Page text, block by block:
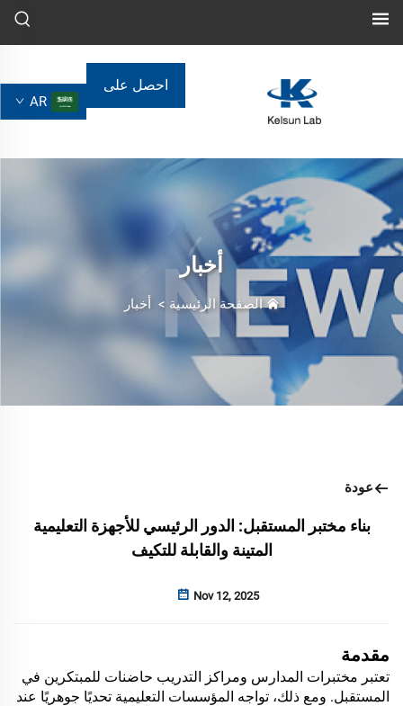
احصل على
AR
أخبار
الصفحة الرئيسية > أخبار
عودة
بناء مختبر المستقبل: الدور الرئيسي للأجهزة التعليمية
المتينة والقابلة للتكيف
Nov 12, 2025
مقدمة
تعتبر مختبرات المدارس ومراكز التدريب حاضنات للمبتكرين في
المستقبل. ومع ذلك، تواجه المؤسسات التعليمية تحديًا جوهريًا عند